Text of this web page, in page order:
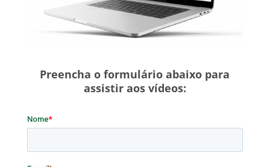
Preencha o formulário abaixo para
assistir aos vídeos: